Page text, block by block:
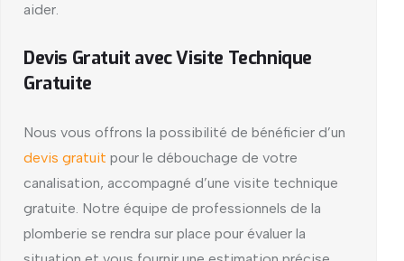
aider.
Devis Gratuit avec Visite Technique
Gratuite
Nous vous offrons la possibilité de bénéficier d’un
devis gratuit pour le débouchage de votre
canalisation, accompagné d’une visite technique
gratuite. Notre équipe de professionnels de la
plomberie se rendra sur place pour évaluer la